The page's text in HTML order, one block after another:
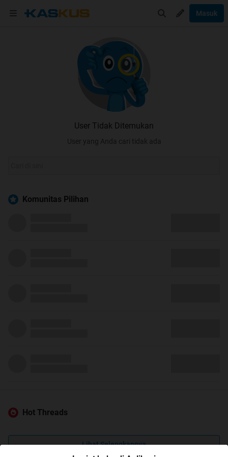
Masuk
User Tidak Ditemukan
User yang Anda cari tidak ada
Komunitas Pilihan
Hot Threads
Lihat Selengkapnya